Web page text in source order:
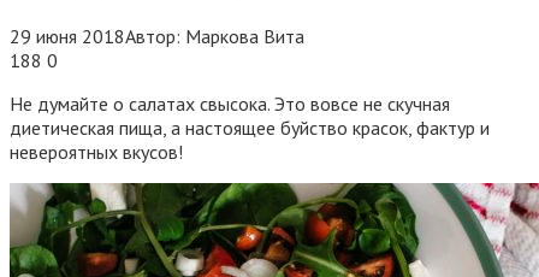
29 июня 2018Автор: Маркова Вита
188 0
Не думайте о салатах свысока. Это вовсе не скучная
диетическая пища, а настоящее буйство красок, фактур и
невероятных вкусов!